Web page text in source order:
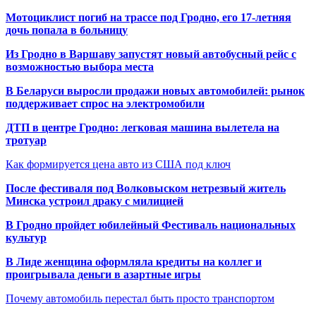
Мотоциклист погиб на трассе под Гродно, его 17-летняя
дочь попала в больницу
Из Гродно в Варшаву запустят новый автобусный рейс с
возможностью выбора места
В Беларуси выросли продажи новых автомобилей: рынок
поддерживает спрос на электромобили
ДТП в центре Гродно: легковая машина вылетела на
тротуар
Как формируется цена авто из США под ключ
После фестиваля под Волковыском нетрезвый житель
Минска устроил драку с милицией
В Гродно пройдет юбилейный Фестиваль национальных
культур
В Лиде женщина оформляла кредиты на коллег и
проигрывала деньги в азартные игры
Почему автомобиль перестал быть просто транспортом